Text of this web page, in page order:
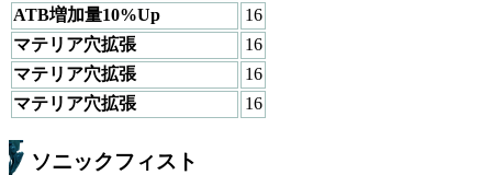
ATB増加量10%Up
16
マテリア穴拡張
16
マテリア穴拡張
16
マテリア穴拡張
16
ソニックフィスト